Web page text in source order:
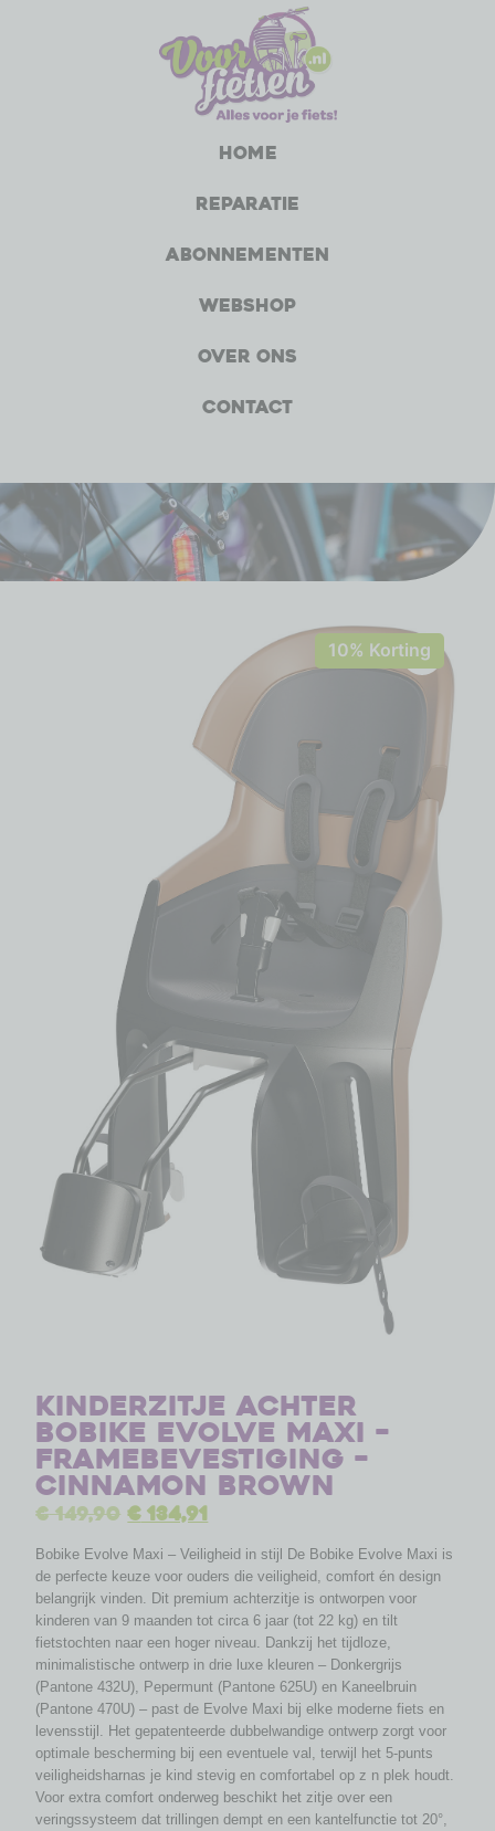
Home
Reparatie
Abonnementen
Webshop
Over ons
Contact
10% Korting
Kinderzitje achter
Bobike Evolve Maxi –
framebevestiging –
Cinnamon Brown
€149,90 €134,91
Bobike Evolve Maxi – Veiligheid in stijl De Bobike Evolve Maxi is
de perfecte keuze voor ouders die veiligheid, comfort én design
belangrijk vinden. Dit premium achterzitje is ontworpen voor
kinderen van 9 maanden tot circa 6 jaar (tot 22 kg) en tilt
fietstochten naar een hoger niveau. Dankzij het tijdloze,
minimalistische ontwerp in drie luxe kleuren – Donkergrijs
(Pantone 432U), Pepermunt (Pantone 625U) en Kaneelbruin
(Pantone 470U) – past de Evolve Maxi bij elke moderne fiets en
levensstijl. Het gepatenteerde dubbelwandige ontwerp zorgt voor
optimale bescherming bij een eventuele val, terwijl het 5-punts
veiligheidsharnas je kind stevig en comfortabel op z n plek houdt.
Voor extra comfort onderweg beschikt het zitje over een
veringssysteem dat trillingen dempt en een kantelfunctie tot 20°,